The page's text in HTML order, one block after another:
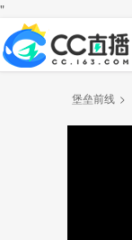
"
堡垒前线 >